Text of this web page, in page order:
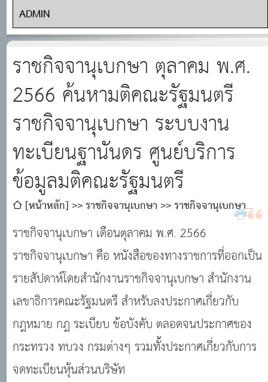
ADMIN
ราชกิจจานุเบกษา ตุลาคม พ.ศ.
2566 ค้นหามติคณะรัฐมนตรี
ราชกิจจานุเบกษา ระบบงาน
ทะเบียนฐานันดร ศูนย์บริการ
ข้อมูลมติคณะรัฐมนตรี
[หน้าหลัก] ราชกิจจานุเบกษา
ราชกิจจานุเบกษา
ตุลาคม พ.ศ. 2566 ค้นหามติคณะรัฐมนตรี ราชกิจจานุเบกษา
ระบบงานทะเบียนฐานันดร ศูนย์บริการข้อมูลมติคณะรัฐมนตรี
ราชกิจจานุเบกษา เดือนตุลาคม พ.ศ. 2566
ราชกิจจานุเบกษา คือ หนังสือของทางราชการที่ออกเป็น
รายสัปดาห์โดยสำนักงานราชกิจจานุเบกษา สำนักงาน
เลขาธิการคณะรัฐมนตรี สำหรับลงประกาศเกี่ยวกับ
กฎหมาย กฎ ระเบียบ ข้อบังคับ ตลอดจนประกาศของ
กระทรวง ทบวง กรมต่างๆ รวมทั้งประกาศเกี่ยวกับการ
จดทะเบียนหุ้นส่วนบริษัท